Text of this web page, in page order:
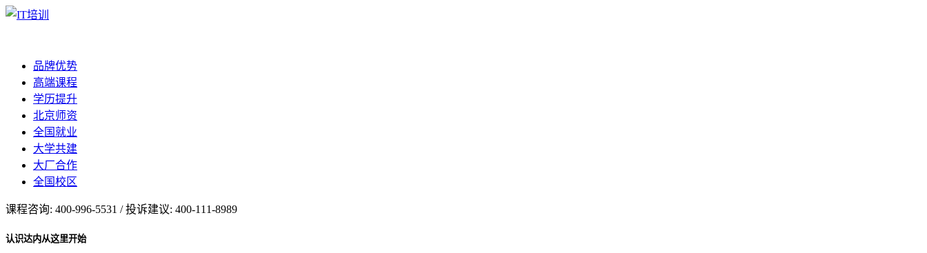
品牌优势
高端课程
学历提升
北京师资
全国就业
大学共建
大厂合作
全国校区
课程咨询: 400-996-5531 / 投诉建议: 400-111-8989
认识达内从这里开始